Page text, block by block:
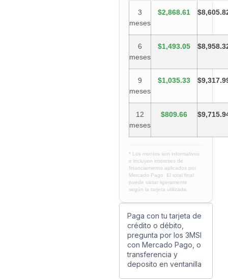
3
meses
$2,868.61
6
meses
$1,493.05
9
meses
$1,035.33
12
meses
$809.66
* Los montos son informativos
e incluyen intereses de
financiamiento aplicados por
Mercado Pago. El total final
puede variar ligeramente
según la tarjeta utilizada.
Paga con tu tarjeta de
crédito o débito,
pregunta por los 3MSI
con Mercado Pago, o
transferencia y
deposito en ventanilla